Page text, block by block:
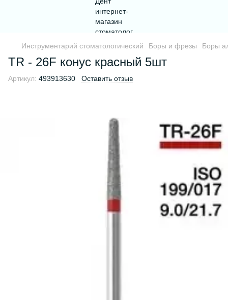
Инструментарий стоматологический Боры и фрезы Боры
TR - 26F конус красный 5шт
Артикул: 493913630 Оставить отзыв